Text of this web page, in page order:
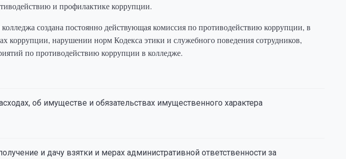
и профилактике коррупции.
создана постоянно действующая комиссия по противодействию коррупции, в
коррупции, нарушении норм Кодекса этики и служебного поведения сотрудников,
по противодействию коррупции в колледже.
об имуществе и обязательствах имущественного характера
и дачу взятки и мерах административной ответственности за